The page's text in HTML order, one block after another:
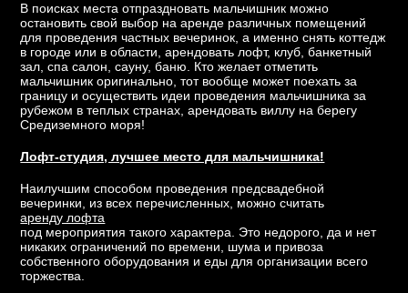
В поисках места отпраздновать мальчишник можно
остановить свой выбор на аренде различных помещений
для проведения частных вечеринок, а именно снять коттедж
в городе или в области, арендовать лофт, клуб, банкетный
зал, спа салон, сауну, баню. Кто желает отметить
мальчишник оригинально, тот вообще может поехать за
границу и осуществить идеи проведения мальчишника за
рубежом в теплых странах, арендовать виллу на берегу
Средиземного моря!
Лофт-студия, лучшее место для мальчишника!
Наилучшим способом проведения предсвадебной
вечеринки, из всех перечисленных, можно считать
аренду лофта
под мероприятия такого характера. Это недорого, да и нет
никаких ограничений по времени, шума и привоза
собственного оборудования и еды для организации всего
торжества.